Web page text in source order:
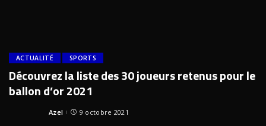
ACTUALITÉ SPORTS
Découvrez la liste des 30 joueurs retenus pour le
ballon d’or 2021
Posted
Azel 9 octobre 2021